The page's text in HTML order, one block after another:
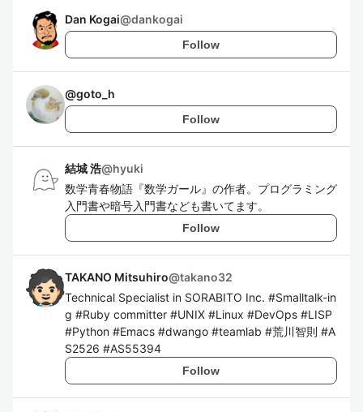
Dan Kogai@dankogai
Follow
@goto_h
Follow
結城 浩@hyuki
数学青春物語『数学ガール』の作者。プログラミング
入門書や暗号入門書なども書いてます。
Follow
TAKANO Mitsuhiro@takano32
Technical Specialist in SORABITO Inc. #Smalltalk-in
g #Ruby committer #UNIX #Linux #DevOps #LISP
#Python #Emacs #dwango #teamlab #荒川智則 #A
S2526 #AS55394
Follow